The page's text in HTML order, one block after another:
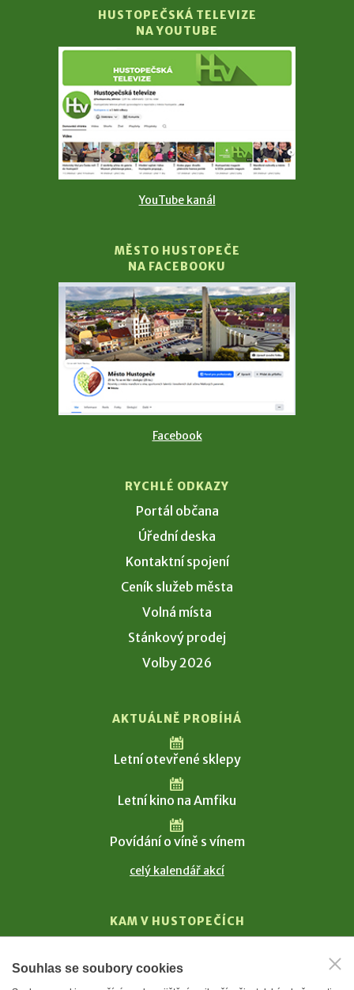
HUSTOPEČSKÁ TELEVIZE
NA YOUTUBE
YouTube kanál
MĚSTO HUSTOPEČE
NA FACEBOOKU
Facebook
RYCHLÉ ODKAZY
Portál občana
Úřední deska
Kontaktní spojení
Ceník služeb města
Volná místa
Stánkový prodej
Volby 2026
AKTUÁLNĚ PROBÍHÁ
Letní otevřené sklepy
Letní kino na Amfiku
Povídání o víně s vínem
celý kalendář akcí
KAM V HUSTOPEČÍCH
T. G. Masaryk
Souhlas se soubory cookies